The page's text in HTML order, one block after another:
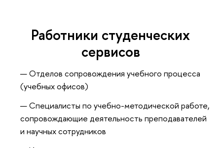
Работники студенческих
сервисов
Отделов сопровождения учебного процесса
(учебных офисов)
Специалисты по учебно-методической работе,
сопровождающие деятельность преподавателей
и научных сотрудников